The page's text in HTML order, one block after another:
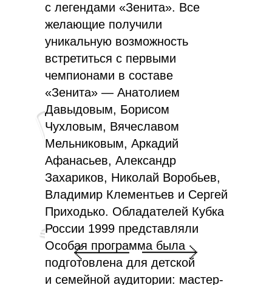
с легендами «Зенита». Все
желающие получили
уникальную возможность
встретиться с первыми
чемпионами в составе
«Зенита» — Анатолием
Давыдовым, Борисом
Чухловым, Вячеславом
Мельниковым, Аркадий
Афанасьев, Александр
Захариков, Николай Воробьев,
Владимир Клементьев и Сергей
Приходько. Обладателей Кубка
России 1999 представляли
Алексей Игонин, Александр
Горшков, Дмитрий Давыдов,
Алексей Катульский, Александр
Особая программа была
подготовлена для детской
и семейной аудитории: мастер-